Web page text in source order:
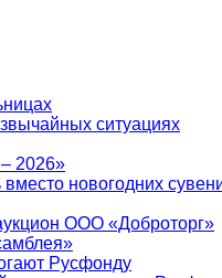
ситуациях
2026»
вместо новогодних
ООО «Доброторг»
Русфонду